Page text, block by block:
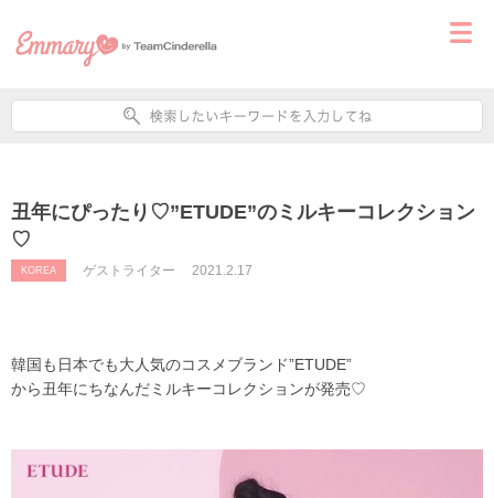
丑年にぴったり♡”ETUDE”のミルキーコレクション
♡
KOREA ゲストライター 2021.2.17
韓国も日本でも大人気のコスメブランド”ETUDE”
から丑年にちなんだミルキーコレクションが発売♡